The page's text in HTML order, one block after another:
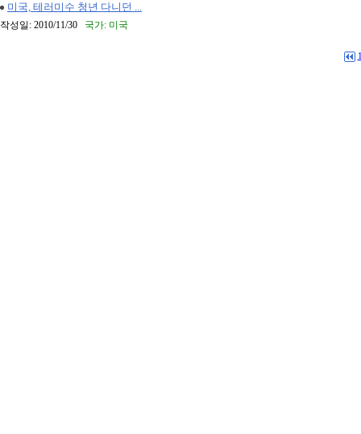
미국, 테러미수 청년 다니던 ...
작성일: 2010/11/30 국가: 미국